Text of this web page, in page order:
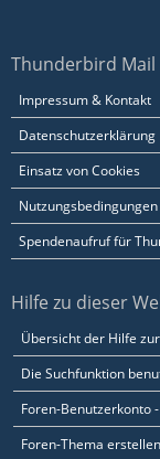
Thunderbird Mail
Impressum & Kontakt
Datenschutzerklärung
Einsatz von Cookies
Nutzungsbedingungen
Spendenaufruf für
Hilfe zu dieser
Übersicht der Hilfe
Die Suchfunktion
Foren-Benutzerkonto
Foren-Thema